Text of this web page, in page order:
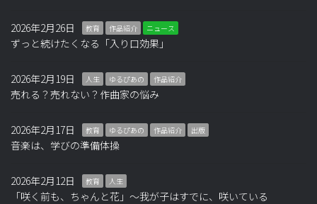
2026年2月26日 教育 作品紹介 ニュース
ずっと続けたくなる「入り口効果」
2026年2月19日 人生 ゆるぴあの 作品紹介
売れる？売れない？作曲家の悩み
2026年2月17日 教育 ゆるぴあの 作品紹介 出版
音楽は、学びの準備体操
2026年2月12日 教育 人生
「咲く前も、ちゃんと花」～我が子はすでに、咲いている